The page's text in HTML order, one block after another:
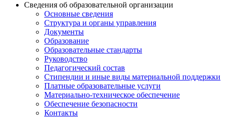
Сведения об образовательной организации
Основные сведения
Структура и органы управления
Документы
Образование
Образовательные стандарты
Руководство
Педагогический состав
Стипендии и иные виды материальной поддержки
Платные образовательные услуги
Материально-техническое обеспечение
Обеспечение безопасности
Контакты